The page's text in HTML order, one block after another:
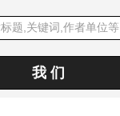
我 们